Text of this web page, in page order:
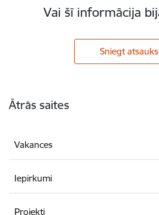
Vai šī informācija
Sniegt
Ātrās saites
Vakances
Iepirkumi
Projekti